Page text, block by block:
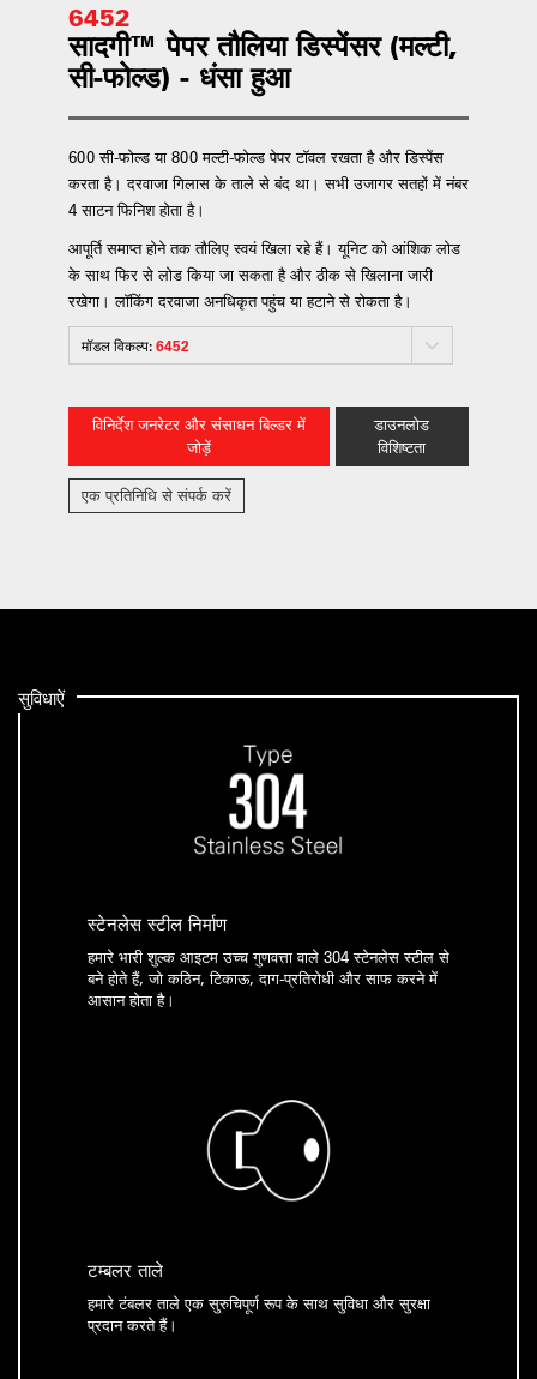
6452
सादगी™ पेपर तौलिया डिस्पेंसर (मल्टी,
सी-फोल्ड) - धंसा हुआ
600 सी-फोल्ड या 800 मल्टी-फोल्ड पेपर टॉवल रखता है और डिस्पेंस
करता है। दरवाजा गिलास के ताले से बंद था। सभी उजागर सतहों में नंबर
4 साटन फिनिश होता है।
आपूर्ति समाप्त होने तक तौलिए स्वयं खिला रहे हैं। यूनिट को आंशिक लोड
के साथ फिर से लोड किया जा सकता है और ठीक से खिलाना जारी
रखेगा। लॉकिंग दरवाजा अनधिकृत पहुंच या हटाने से रोकता है।
मॉडल विकल्प:6452
विनिर्देश जनरेटर और संसाधन बिल्डर में
जोड़ें
डाउनलोड
विशिष्टता
एक प्रतिनिधि से संपर्क करें
सुविधाऐं
स्टेनलेस स्टील निर्माण
हमारे भारी शुल्क आइटम उच्च गुणवत्ता वाले 304 स्टेनलेस स्टील से
बने होते हैं, जो कठिन, टिकाऊ, दाग-प्रतिरोधी और साफ करने में
आसान होता है।
टम्बलर ताले
हमारे टंबलर ताले एक सुरुचिपूर्ण रूप के साथ सुविधा और सुरक्षा
प्रदान करते हैं।